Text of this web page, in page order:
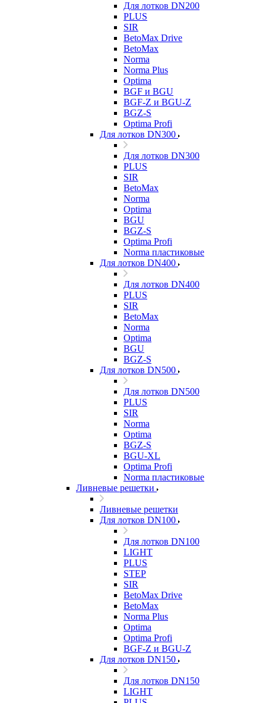
Для лотков DN200
PLUS
SIR
BetoMax Drive
BetoMax
Norma
Norma Plus
Optima
BGF и BGU
BGF-Z и BGU-Z
BGZ-S
Optima Profi
Для лотков DN300
Для лотков DN300
PLUS
SIR
BetoMax
Norma
Optima
BGU
BGZ-S
Optima Profi
Norma пластиковые
Для лотков DN400
Для лотков DN400
PLUS
SIR
BetoMax
Norma
Optima
BGU
BGZ-S
Для лотков DN500
Для лотков DN500
PLUS
SIR
Norma
Optima
BGZ-S
BGU-XL
Optima Profi
Norma пластиковые
Ливневые решетки
Ливневые решетки
Для лотков DN100
Для лотков DN100
LIGHT
PLUS
STEP
SIR
BetoMax Drive
BetoMax
Norma Plus
Optima
Optima Profi
BGF-Z и BGU-Z
Для лотков DN150
Для лотков DN150
LIGHT